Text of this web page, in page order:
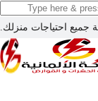
جميع احتياجات منزلك.